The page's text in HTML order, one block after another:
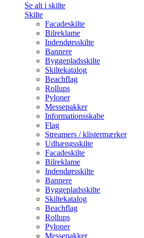
Se alt i skilte
Skilte
Facadeskilte
Bilreklame
Indendørsskilte
Bannere
Byggepladsskilte
Skiltekatalog
Beachflag
Rollups
Pyloner
Messepakker
Informationsskabe
Flag
Streamers / klistermærker
Udhængsskilte
Facadeskilte
Bilreklame
Indendørsskilte
Bannere
Byggepladsskilte
Skiltekatalog
Beachflag
Rollups
Pyloner
Messepakker